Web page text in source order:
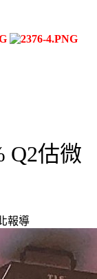
Q2估微
報導